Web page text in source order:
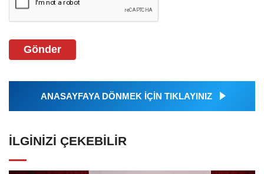
Gönder
ANASAYFAYA DÖNMEK İÇİN TIKLAYINIZ
İLGINIZI ÇEKEBILIR